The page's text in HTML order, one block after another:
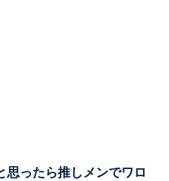
思ったら推しメンでワロ